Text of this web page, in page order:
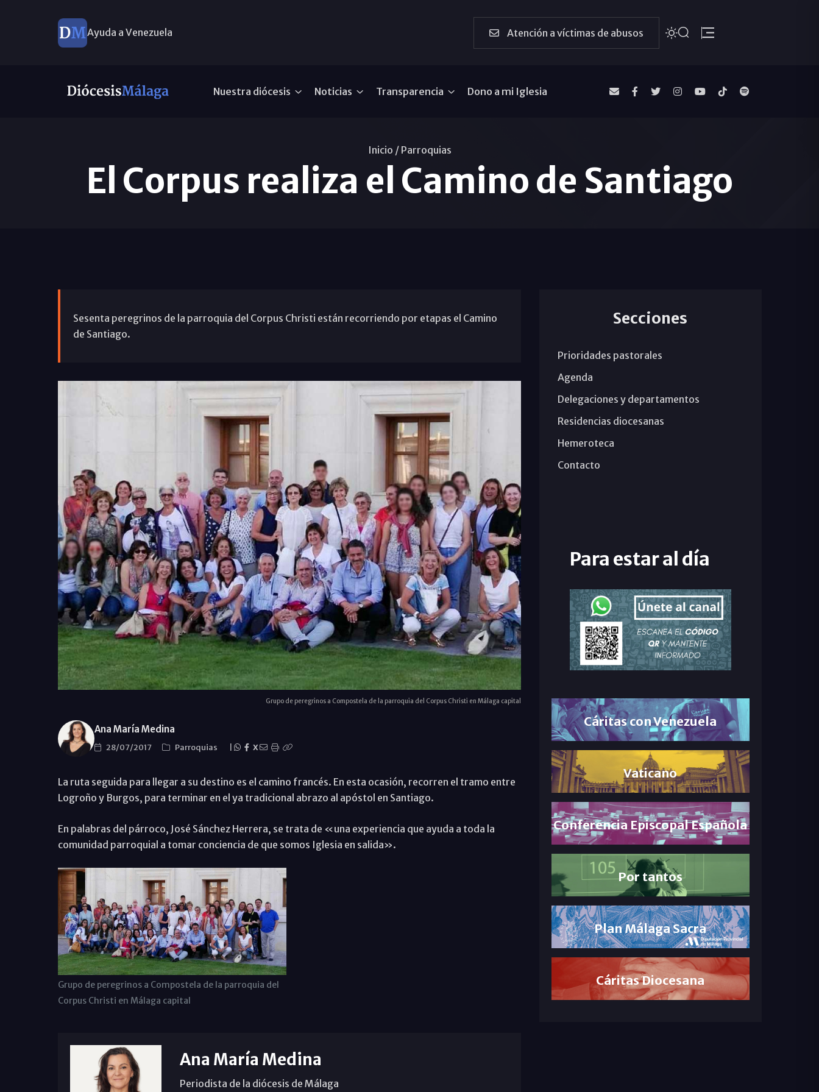
Ayuda a Venezuela Atención a víctimas de abusos
Nuestra diócesis Noticias Transparencia Dono a mi Iglesia
Inicio / Parroquias
El Corpus realiza el Camino de Santiago
Sesenta peregrinos de la parroquia del Corpus Christi están recorriendo por etapas el Camino
de Santiago.
Grupo de peregrinos a Compostela de la parroquia del Corpus Christi en Málaga capital
Ana María Medina
28/07/2017 Parroquias X
La ruta seguida para llegar a su destino es el camino francés. En esta ocasión, recorren el tramo entre
Logroño y Burgos, para terminar en el ya tradicional abrazo al apóstol en Santiago.
En palabras del párroco, José Sánchez Herrera, se trata de «una experiencia que ayuda a toda la
comunidad parroquial a tomar conciencia de que somos Iglesia en salida».
Grupo de peregrinos a Compostela de la parroquia del
Corpus Christi en Málaga capital
Ana María Medina
Periodista de la diócesis de Málaga
Secciones
Prioridades pastorales
Agenda
Delegaciones y departamentos
Residencias diocesanas
Hemeroteca
Contacto
Para estar al día
Cáritas con Venezuela
Vaticano
Conferencia Episcopal Española
Por tantos
Plan Málaga Sacra
Cáritas Diocesana